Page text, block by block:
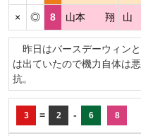
× ◎ 8 山本 翔 山
昨日はバースデーウィン
は出ていたので機力自体は
抗。
3 = 2 - 6 8